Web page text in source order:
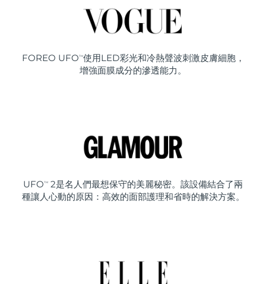
FOREO UFO TM使用LED彩光和冷熱聲波刺激皮膚細胞，
增強面膜成分的滲透能力。
UFO TM
2是名人們最想保守的美麗秘密。該設備結合了兩
種讓人心動的原因：高效的面部護理和省時的解決方案。